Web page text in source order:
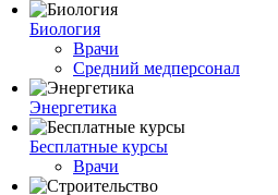
Биология
Врачи
Средний медперсонал
Энергетика
Бесплатные курсы
Врачи